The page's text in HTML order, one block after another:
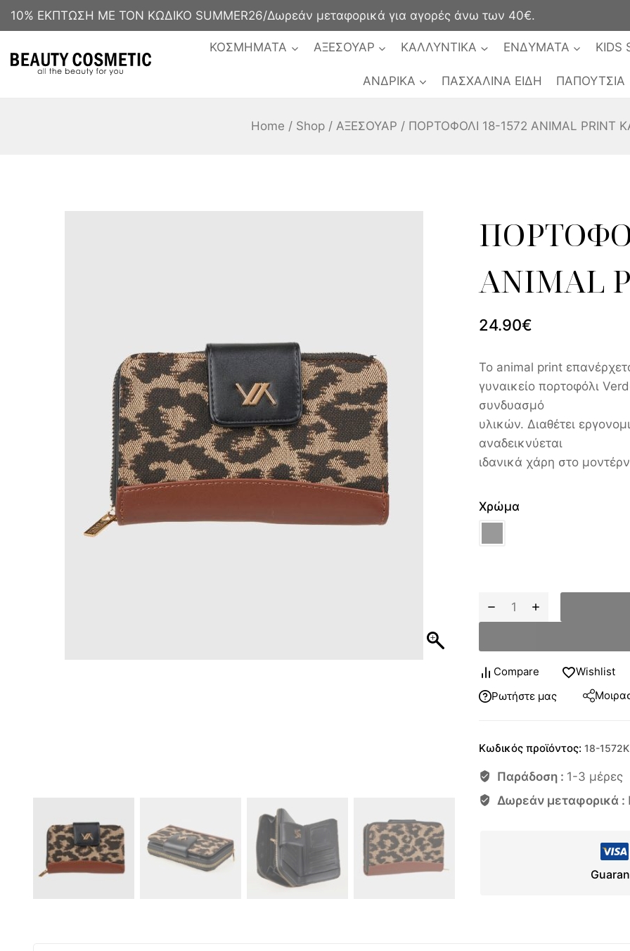
10% ΕΚΠΤΩΣΗ ΜΕ ΤΟΝ ΚΩΔΙΚΟ SUMMER26/Δωρεάν μεταφορικά για αγορές άνω των 40€.
ΚΟΣΜΗΜΑΤΑ ΑΞΕΣΟΥΑΡ ΚΑΛΛΥΝΤΙΚΑ ΕΝΔΥΜΑΤΑ KIDS
ΑΝΔΡΙΚΑ ΠΑΣΧΑΛΙΝΑ ΕΙΔΗ ΠΑΠΟΥΤΣΙΑ
Home / Shop / ΑΞΕΣΟΥΑΡ / ΠΟΡΤΟΦΟΛΙ 18-1572 ANIMAL PRINT
ANIMAL
24.90€
Το animal print
γυναικείο πορτοφόλι
συνδυασμό
υλικών. Διαθέτει
αναδεικνύεται
ιδανικά χάρη στο
Χρώμα
Compare
Wishlist
Ρωτήστε μας
Κωδικός προϊόντος: 18-1572Κ
Παράδοση : 1-3 μέρες
Δωρεάν μεταφορικά :